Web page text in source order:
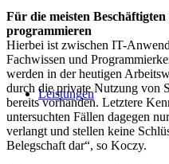
Leistungen
Für die meisten
programmieren
Hierbei ist zwischen IT-
Fachwissen und
werden in der heutigen
durch die private Nutzung von
bereits vorhanden. Letztere
untersuchten Fällen dagegen
verlangt und stellen keine
Belegschaft dar“, so Koczy.